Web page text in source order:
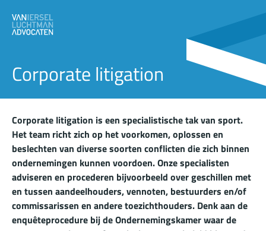
Corporate litigation
Corporate litigation is een specialistische tak van sport.
Het team richt zich op het voorkomen, oplossen en
beslechten van diverse soorten conflicten die zich binnen
ondernemingen kunnen voordoen. Onze specialisten
adviseren en procederen bijvoorbeeld over geschillen met
en tussen aandeelhouders, vennoten, bestuurders en/of
commissarissen en andere toezichthouders. Denk aan de
enquêteprocedure bij de Ondernemingskamer waar de